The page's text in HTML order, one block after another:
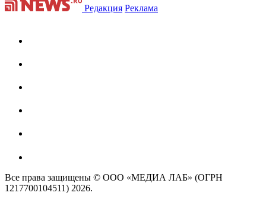
Редакция Реклама
Все права защищены © ООО «МЕДИА ЛАБ» (ОГРН
1217700104511) 2026.